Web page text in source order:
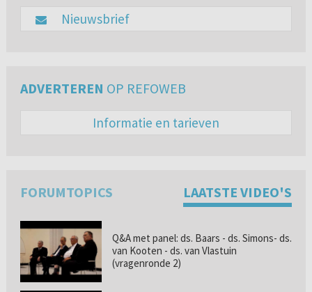
Nieuwsbrief
ADVERTEREN OP REFOWEB
Informatie en tarieven
FORUMTOPICS LAATSTE VIDEO'S
Q&A met panel: ds. Baars - ds. Simons- ds.
van Kooten - ds. van Vlastuin
(vragenronde 2)